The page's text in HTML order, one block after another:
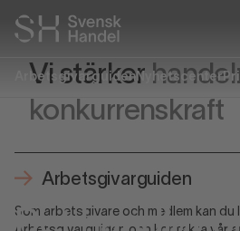
Arbetsgivarguiden Nyhetscenter
Vi stärker
konkurrenskraft
Arbetsgivarguiden
Som arbetsgivare och medlem kan du